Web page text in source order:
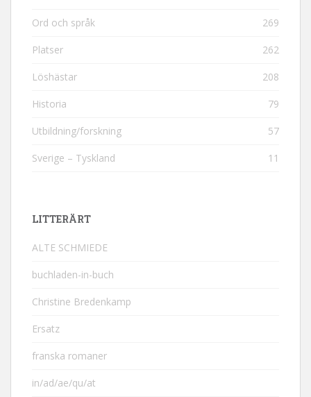
Ord och språk 269
Platser 262
Löshästar 208
Historia 79
Utbildning/forskning 57
Sverige – Tyskland 11
LITTERÄRT
ALTE SCHMIEDE
buchladen-in-buch
Christine Bredenkamp
Ersatz
franska romaner
in/ad/ae/qu/at